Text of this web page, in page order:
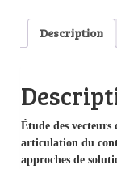
Description
Étude des vecteurs
articulation du
approches de